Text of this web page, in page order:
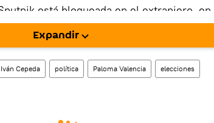
está bloqueada en el extranjero, en
e instalarla en tu dispositivo
cuenta en la red social rusa VK .
Expandir
Iván Cepeda política Paloma Valencia elecciones